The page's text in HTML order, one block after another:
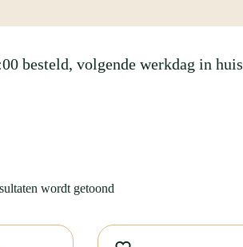
besteld, volgende werkdag in huis
wordt getoond